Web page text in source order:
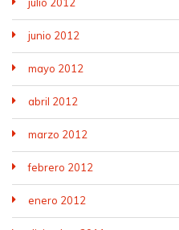
junio 2012
mayo 2012
abril 2012
marzo 2012
febrero 2012
enero 2012